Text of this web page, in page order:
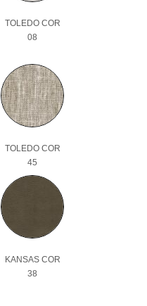
TOLEDO COR
08
TOLEDO COR
45
KANSAS COR
38